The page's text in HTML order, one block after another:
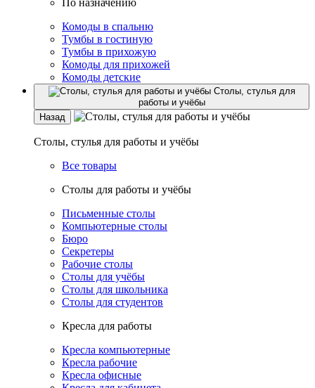
По назначению
Комоды в спальню
Тумбы в гостиную
Тумбы в прихожую
Комоды для прихожей
Комоды детские
Столы, стулья для
работы и учёбы
Назад
Столы, стулья для работы и учёбы
Все товары
Столы для работы и учёбы
Письменные столы
Компьютерные столы
Бюро
Секретеры
Рабочие столы
Столы для учёбы
Столы для школьника
Столы для студентов
Кресла для работы
Кресла компьютерные
Кресла рабочие
Кресла офисные